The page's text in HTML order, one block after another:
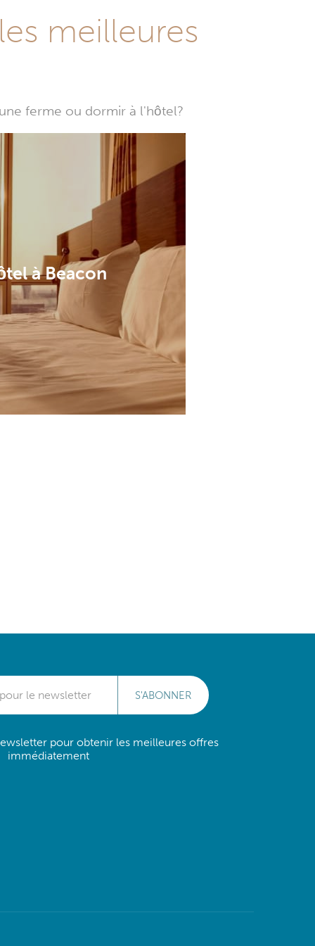
meilleures
ferme ou dormir à l'hôtel?
à Beacon
S'ABONNER
pour obtenir les meilleures offres
immédiatement